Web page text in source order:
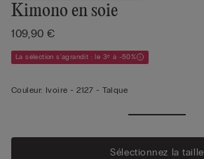
Kimono en soie
109,90 €
La sélection s'agrandit : le 3ᵉ à -50%
Couleur: Ivoire -2127 - Talque
Sélectionnez la taille